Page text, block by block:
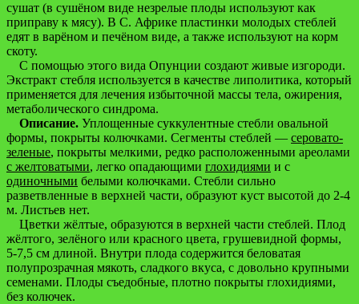
сушат (в сушёном виде незрелые плоды используют как
приправу к мясу). В С. Африке пластинки молодых стеблей
едят в варёном и печёном виде, а также используют на корм
скоту.
С помощью этого вида Опунции создают живые изгороди.
Экстракт стебля используется в качестве липолитика, который
применяется для лечения избыточной массы тела, ожирения,
метаболического синдрома.
Описание. Уплощенные суккулентные стебли овальной
формы, покрыты колючками. Сегменты стеблей — серовато-
зеленые, покрыты мелкими, редко расположенными ареолами
с желтоватыми, легко опадающими глохидиями и с
одиночными белыми колючками. Стебли сильно
разветвленные в верхней части, образуют куст высотой до 2-4
м. Листьев нет.
Цветки жёлтые, образуются в верхней части стеблей. Плод
жёлтого, зелёного или красного цвета, грушевидной формы,
5-7,5 см длиной. Внутри плода содержится беловатая
полупрозрачная мякоть, сладкого вкуса, с довольно крупными
семенами. Плоды съедобные, плотно покрыты глохидиями,
без колючек.